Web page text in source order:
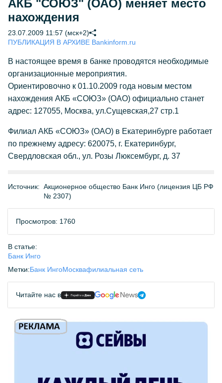
АКБ "СОЮЗ" (ОАО) меняет место
нахождения
23.07.2009 11:57 (мск+2)
ПУБЛИКАЦИЯ В АРХИВЕ Bankinform.ru
В настоящее время в банке проводятся необходимые
организационные мероприятия.
Ориентировочно к 01.10.2009 года новым местом
нахождения АКБ «СОЮЗ» (ОАО) официально станет
адрес: 127055, Москва, ул.Сущевская,27 стр.1
Филиал АКБ «СОЮЗ» (ОАО) в Екатеринбурге работает
по прежнему адресу: 620075, г. Екатеринбург,
Свердловская обл., ул. Розы Люксембург, д. 37
Источник: Акционерное общество Банк Инго (лицензия ЦБ РФ
№ 2307)
Просмотров: 1760
В статье:
Банк Инго
Метки:Банк ИнгоМосквафилиальная сеть
Читайте нас в